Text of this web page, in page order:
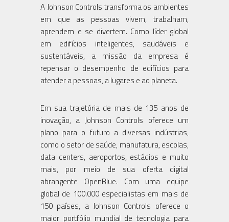
A Johnson Controls transforma os ambientes
em que as pessoas vivem, trabalham,
aprendem e se divertem. Como líder global
em edifícios inteligentes, saudáveis e
sustentáveis, a missão da empresa é
repensar o desempenho de edifícios para
atender a pessoas, a lugares e ao planeta.
Em sua trajetória de mais de 135 anos de
inovação, a Johnson Controls oferece um
plano para o futuro a diversas indústrias,
como o setor de saúde, manufatura, escolas,
data centers, aeroportos, estádios e muito
mais, por meio de sua oferta digital
abrangente OpenBlue. Com uma equipe
global de 100.000 especialistas em mais de
150 países, a Johnson Controls oferece o
maior portfólio mundial de tecnologia para